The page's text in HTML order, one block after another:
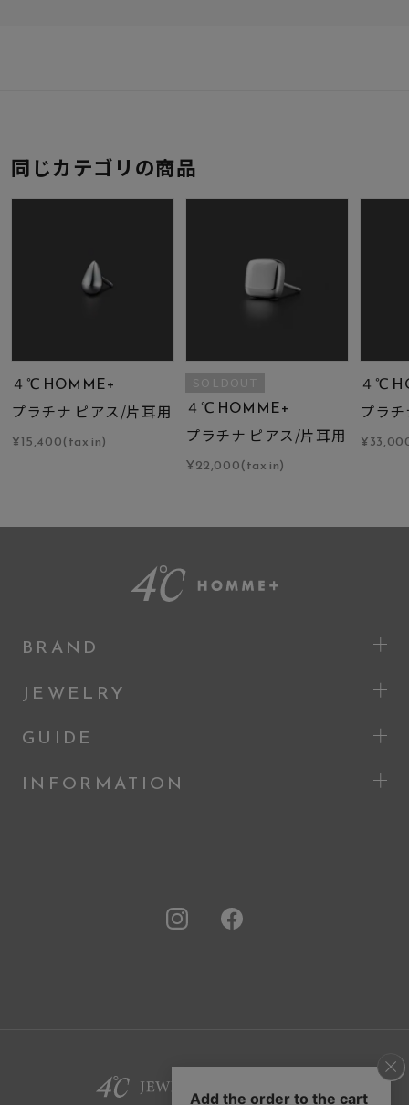
同じカテゴリの商品
４℃ HOMME+
プラチナ ピアス/片耳用
¥15,400(tax in)
SOLDOUT
４℃ HOMME+
プラチナ ピアス/片耳用
¥22,000(tax in)
４℃
プラ
BRAND
JEWELRY
GUIDE
INFORMATION